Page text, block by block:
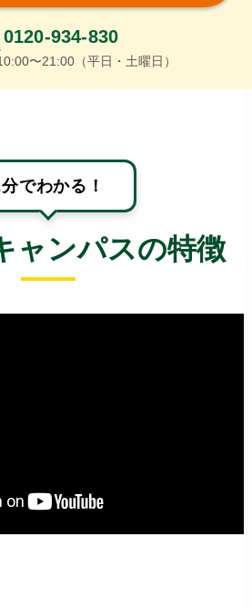
0120-934-830
〜21:00（平日・土曜日）
でわかる！
ャンパスの特徴